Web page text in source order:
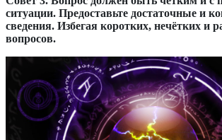
ситуации. Предоставьте достаточные и
сведения. Избегая коротких, нечётких и
вопросов.